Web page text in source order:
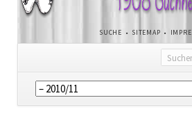
NAVIGATION
ÜBERSPRINGEN
SUCHE SITEMAP
Navigation
überspringen